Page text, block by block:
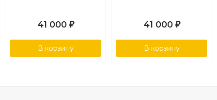
41 000 ₽
В корзину
41 000 ₽
В корзину